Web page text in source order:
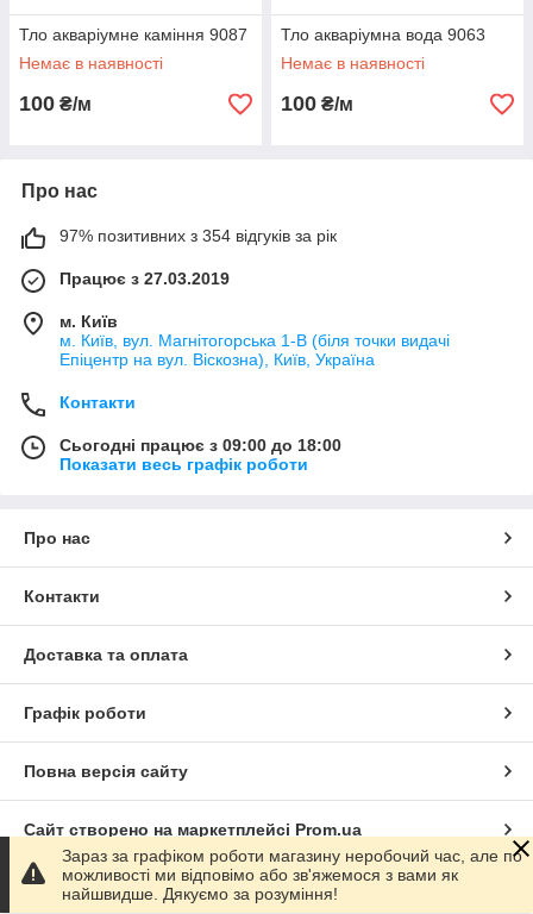
Тло акваріумне каміння 9087
Немає в наявності
100 ₴/м
Тло акваріумна вода 9063
Немає в наявності
100 ₴/м
Про нас
97% позитивних з 354 відгуків за рік
Працює з 27.03.2019
м. Київ
м. Київ, вул. Магнітогорська 1-В (біля точки видачі
Епіцентр на вул. Віскозна), Київ, Україна
Контакти
Сьогодні працює з 09:00 до 18:00
Показати весь графік роботи
Про нас
Контакти
Доставка та оплата
Графік роботи
Повна версія сайту
Сайт створено на маркетплейсі Prom.ua
Політика конфіденційності
Зараз за графіком роботи магазину неробочий час, але по
можливості ми відповімо або зв'яжемося з вами як
найшвидше. Дякуємо за розуміння!